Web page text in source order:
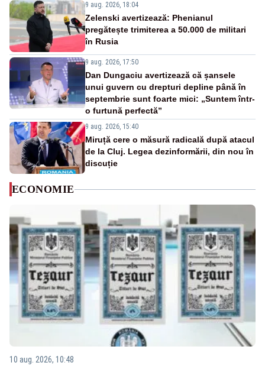
9 aug. 2026, 18:04
Zelenski avertizează: Phenianul
pregătește trimiterea a 50.000 de militari
în Rusia
9 aug. 2026, 17:50
Dan Dungaciu avertizează că șansele
unui guvern cu drepturi depline până în
septembrie sunt foarte mici: „Suntem într-
o furtună perfectă”
9 aug. 2026, 15:40
Miruță cere o măsură radicală după atacul
de la Cluj. Legea dezinformării, din nou în
discuție
ECONOMIE
10 aug. 2026, 10:48